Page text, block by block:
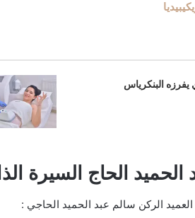
يفرزه البنكرياس
الحاج السيرة
الركن سالم عبد الحميد الحاجي :